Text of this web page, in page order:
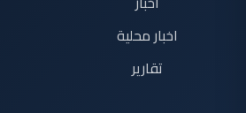
اخبار محلية
تقارير